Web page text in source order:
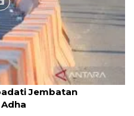
Jembatan